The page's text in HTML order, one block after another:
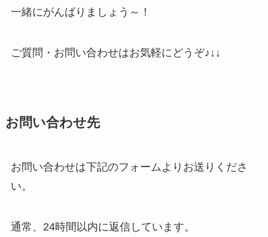
一緒にがんばりましょう～！
ご質問・お問い合わせはお気軽にどうぞ♪↓↓
お問い合わせ先
お問い合わせは下記のフォームよりお送りくださ
い。
通常、24時間以内に返信しています。